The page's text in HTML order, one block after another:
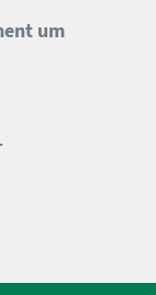
um